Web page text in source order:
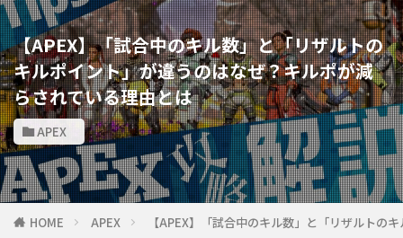
【APEX】「試合中のキル数」と「リザルトの
キルポイント」が違うのはなぜ？キルポが減
らされている理由とは
APEX
HOME APEX 【APEX】「試合中のキル数」と「リザルトの